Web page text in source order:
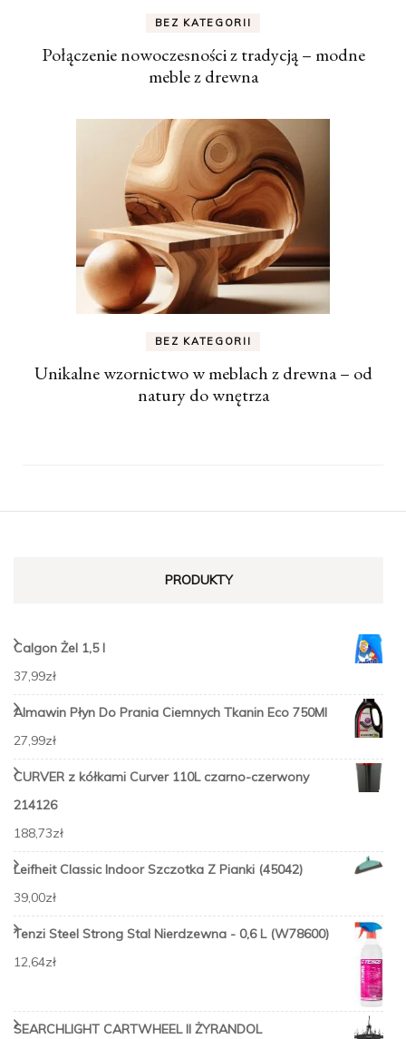
BEZ KATEGORII
Połączenie nowoczesności z tradycją – modne
meble z drewna
BEZ KATEGORII
Unikalne wzornictwo w meblach z drewna – od
natury do wnętrza
PRODUKTY
Calgon Żel 1,5 l
37,99zł
Almawin Płyn Do Prania Ciemnych Tkanin Eco 750Ml
27,99zł
CURVER z kółkami Curver 110L czarno-czerwony
214126
188,73zł
Leifheit Classic Indoor Szczotka Z Pianki (45042)
39,00zł
Tenzi Steel Strong Stal Nierdzewna - 0,6 L (W78600)
12,64zł
SEARCHLIGHT CARTWHEEL II ŻYRANDOL